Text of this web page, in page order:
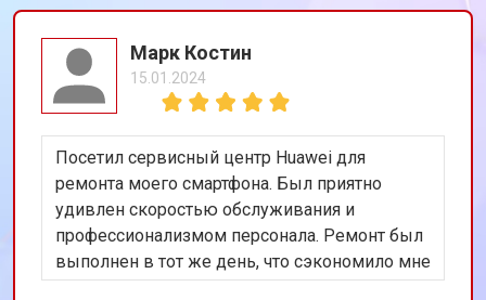
Марк Костин
15.01.2024
Посетил сервисный центр Huawei для
ремонта моего смартфона. Был приятно
удивлен скоростью обслуживания и
профессионализмом персонала. Ремонт был
выполнен в тот же день, что сэкономило мне
много времени. Особенно порадовало